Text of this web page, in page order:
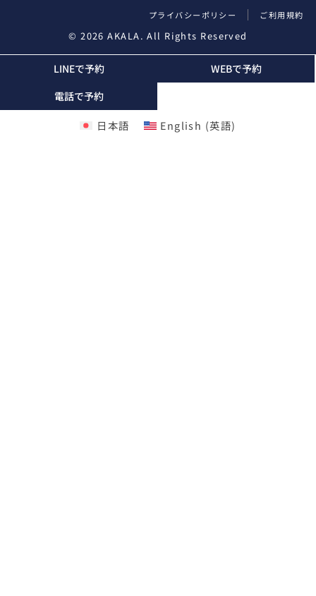
© 2026 AKALA. All Rights Reserved
プライバシーポリシー ご利用規約
LINEで予約
WEBで予約
電話で予約
日本語 English (英語)